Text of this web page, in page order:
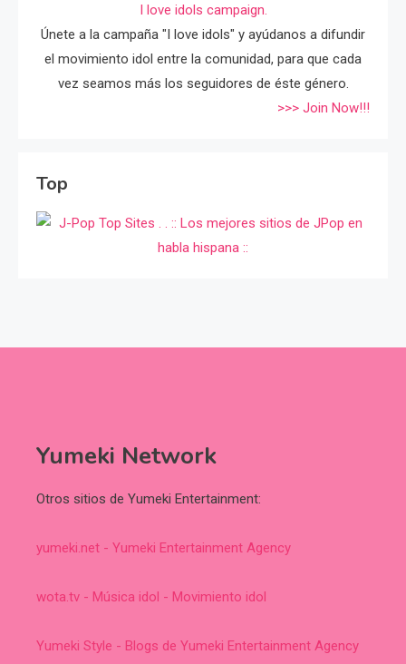
I love idols campaign.
Únete a la campaña "I love idols" y ayúdanos a difundir
el movimiento idol entre la comunidad, para que cada
vez seamos más los seguidores de éste género.
>>> Join Now!!!
Top
Yumeki Network
Otros sitios de Yumeki Entertainment:
yumeki.net - Yumeki Entertainment Agency
wota.tv - Música idol - Movimiento idol
Yumeki Style - Blogs de Yumeki Entertainment Agency